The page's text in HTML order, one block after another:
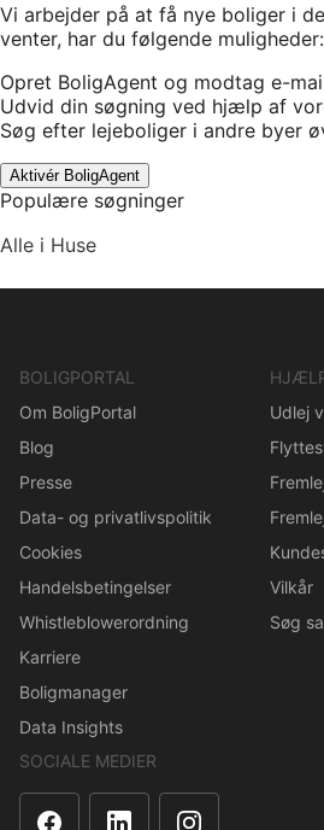
Vi arbejder på at få nye boliger i
venter, har du følgende muligheder:
Opret BoligAgent og modtag e-
Udvid din søgning ved hjælp af
Søg efter lejeboliger i andre byer
Aktivér BoligAgent
Populære søgninger
Alle i Huse
BOLIGPORTAL
Om BoligPortal
Blog
Presse
Data- og privatlivspolitik
Cookies
Handelsbetingelser
Whistleblowerordning
Karriere
Boligmanager
Data Insights
Udlej
Vilkår
Søg
SOCIALE MEDIER